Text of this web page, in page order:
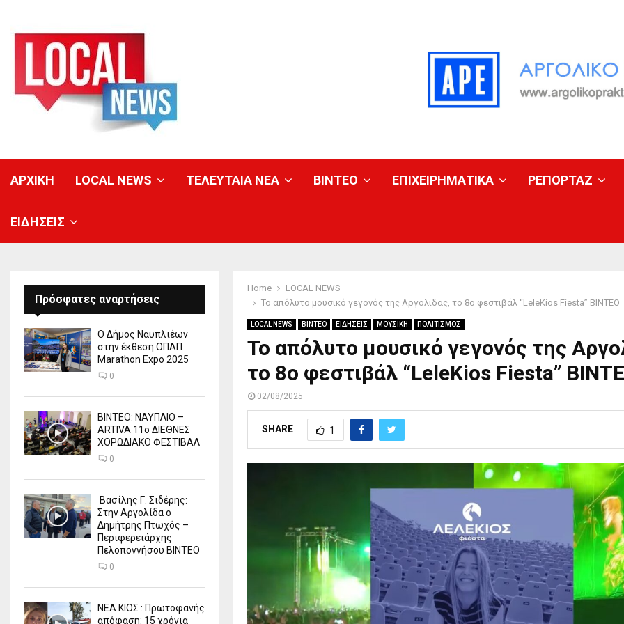
ΑΡΧΙΚΗ LOCAL NEWS ΤΕΛΕΥΤΑΙΑ ΝΕΑ ΒΙΝΤΕΟ ΕΠΙΧΕΙΡΗΜΑΤΙΚΑ ΡΕΠΟΡΤΑΖ
ΕΙΔΗΣΕΙΣ
Home
LOCAL NEWS
Το απόλυτο μουσικό γεγονός της Αργολίδας, το 8ο φεστιβάλ “LeleKios Fiesta” ΒΙΝΤΕΟ
LOCAL NEWS ΒΙΝΤΕΟ ΕΙΔΗΣΕΙΣ ΜΟΥΣΙΚΗ ΠΟΛΙΤΙΣΜΟΣ
Το απόλυτο μουσικό γεγονός της
το 8ο φεστιβάλ “LeleKios Fiesta”
02/08/2025
SHARE 1
Πρόσφατες αναρτήσεις
Ο Δήμος Ναυπλιέων
στην έκθεση ΟΠΑΠ
Marathon Expo 2025
0
ΒΙΝΤΕΟ: ΝΑΥΠΛΙΟ –
ARTIVA 11ο ΔΙΕΘΝΕΣ
ΧΟΡΩΔΙΑΚΟ ΦΕΣΤΙΒΑΛ
0
Βασίλης Γ. Σιδέρης:
Στην Αργολίδα ο
Δημήτρης Πτωχός –
Περιφερειάρχης
Πελοποννήσου ΒΙΝΤΕΟ
0
ΝΕΑ ΚΙΟΣ : Πρωτοφανής
απόφαση: 15 χρόνια